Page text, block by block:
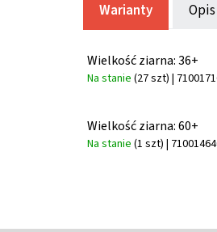
Warianty Opis
Wielkość ziarna: 36+
Na stanie (27 szt) |
Wielkość ziarna: 60+
Na stanie (1 szt) |